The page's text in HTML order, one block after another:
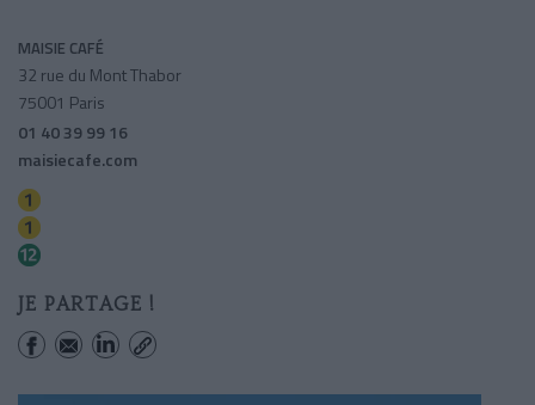
MAISIE CAFÉ
32 rue du Mont Thabor
75001 Paris
01 40 39 99 16
maisiecafe.com
JE PARTAGE !